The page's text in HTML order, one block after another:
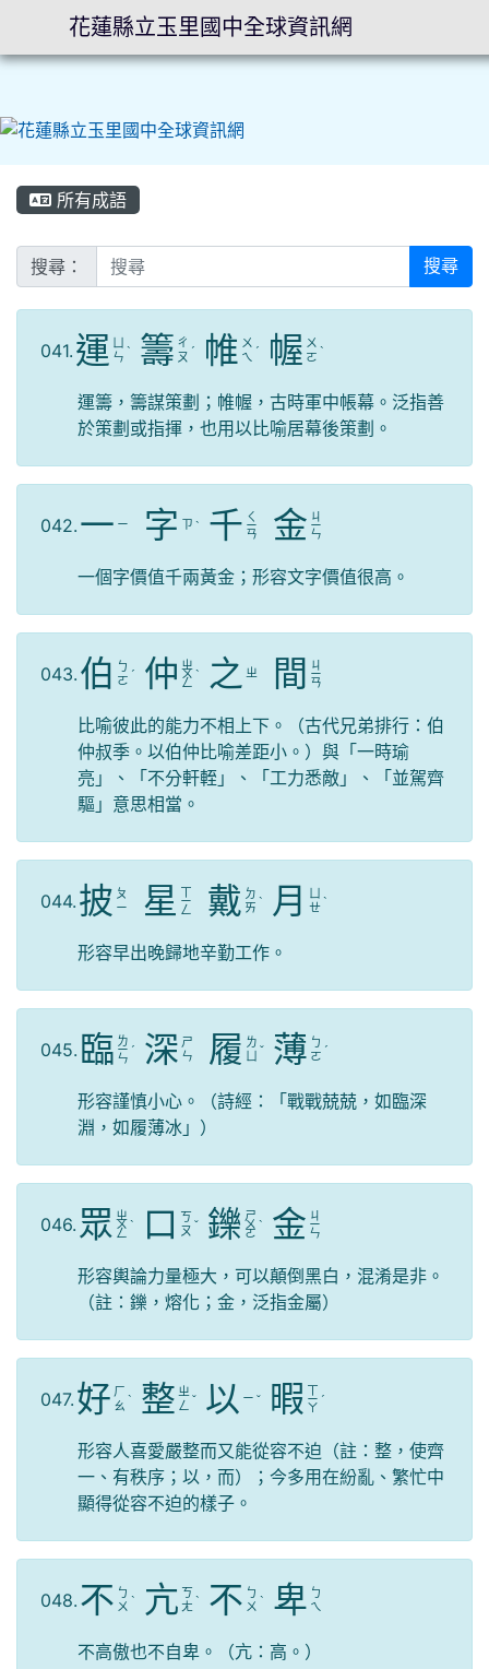
所有成語
搜尋： 搜尋
041. 運 ㄣ ˋ 籌 ㄔ
ㄡ ˊ 帷 ㄨ
ㄟ ˊ 幄 ㄨ
ㄛ ˋ
運籌，籌謀策劃；帷幄，古時軍中帳幕。泛指善
於策劃或指揮，也用以比喻居幕後策劃。
042. 一 ㄧ 字 ㄗ ˋ 千 ㄑ
ㄧ
ㄢ 金 ㄐ
ㄧ
ㄣ
一個字價值千兩黃金；形容文字價值很高。
043. 伯 ㄅ
ㄛ ˊ 仲 ㄓ
ㄨ
ㄥ
ˋ 之 ㄓ 間 ㄐ
ㄧ
ㄢ
比喻彼此的能力不相上下。（古代兄弟排行：伯
仲叔季。以伯仲比喻差距小。）與「一時瑜
亮」、「不分軒輊」、「工力悉敵」、「並駕齊
驅」意思相當。
044. 披 ㄆ
ㄧ
星 ㄒ
ㄧ
ㄥ 戴 ㄉ
ㄞ ˋ 月
ㄝˋ
形容早出晚歸地辛勤工作。
045. 臨 ㄌ
ㄧ
ㄣ
ˊ 深 ㄕ
ㄣ
履 ㄌ
ˇ 薄 ㄅ
ㄛ ˊ
形容謹慎小心。（詩經：「戰戰兢兢，如臨深
淵，如履薄冰」）
046. 眾 ㄓ
ㄨ
ㄥ
ˋ 口 ㄎ
ㄡ ˇ 鑠 ㄕ
ㄨ
ㄛ
ˋ 金 ㄐ
ㄧ
ㄣ
形容輿論力量極大，可以顛倒黑白，混淆是非。
（註：鑠，熔化；金，泛指金屬）
047. 好 ㄏ
ㄠ ˋ 整 ㄓ
ㄥ ˇ 以 ㄧ ˇ 暇 ㄒ
ㄧ
ㄚ
ˊ
形容人喜愛嚴整而又能從容不迫（註：整，使齊
一、有秩序；以，而）；今多用在紛亂、繁忙中
顯得從容不迫的樣子。
048. 不 ㄅ
ㄨ ˋ 亢 ㄎ
ㄤ ˋ 不 ㄅ
ㄨ ˋ 卑 ㄅ
ㄟ
不高傲也不自卑。（亢：高。）
花蓮縣立玉里國中全球資訊網